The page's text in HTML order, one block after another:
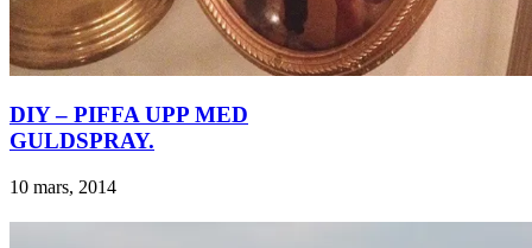
DIY – PIFFA UPP MED
GULDSPRAY.
10 mars, 2014